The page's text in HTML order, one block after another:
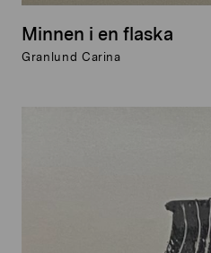
Minnen i en flaska
Granlund Carina